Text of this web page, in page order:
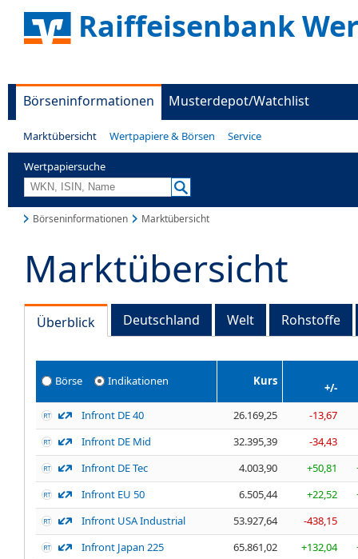
Raiffeisenbank
Börseninformationen Musterdepot/Watchlist
Marktübersicht Wertpapiere & Börsen Service
Wertpapiersuche
Börseninformationen Marktübersicht
Marktübersicht
Überblick Deutschland Welt Rohstoffe
Börse Indikationen Kurs
+/-
Infront DE 40
26.169,25
-13,67
Infront DE Mid
32.395,39
-34,43
Infront DE Tec
4.003,90 +50,81
Infront EU 50
6.505,44 +22,52
Infront USA Industrial
53.927,64
-438,15
Infront Japan 225
65.861,02 +132,04